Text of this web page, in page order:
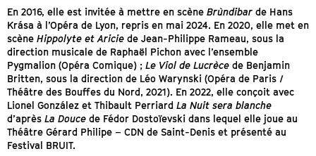
En 2016, elle est invitée à mettre en scène Brùndibar de Hans
Krása à l’Opéra de Lyon, repris en mai 2024. En 2020, elle met en
scène Hippolyte et Aricie de Jean-Philippe Rameau, sous la
direction musicale de Raphaël Pichon avec l’ensemble
Pygmalion (Opéra Comique) ; Le Viol de Lucrèce de Benjamin
Britten, sous la direction de Léo Warynski (Opéra de Paris /
Théâtre des Bouffes du Nord, 2021). En 2022, elle conçoit avec
Lionel González et Thibault Perriard La Nuit sera blanche
d’après La Douce de Fédor Dostoïevski dans lequel elle joue au
Théâtre Gérard Philipe – CDN de Saint-Denis et présenté au
Festival BRUIT.